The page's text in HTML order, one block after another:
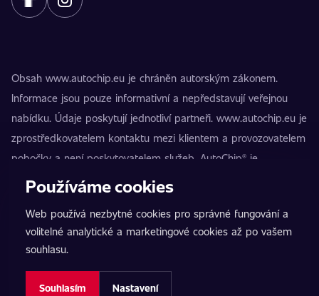
Obsah www.autochip.eu je chráněn autorským zákonem.
Informace jsou pouze informativní a nepředstavují veřejnou
nabídku. Údaje poskytují jednotliví partneři. www.autochip.eu je
zprostředkovatelem kontaktu mezi klientem a provozovatelem
pobočky a není poskytovatelem služeb. AutoChip® je
registrovaná ochranná známka Petra Kučery. Úpravy, které
nezpůsobilosti vozidla k provozu na pozemních komunikacích.
Přesné informace poskytuje vždy konkrétní provozovatel
pobočky.
Nastavení cookies
Používáme cookies
Web používá nezbytné cookies pro správné fungování a
volitelné analytické a marketingové cookies až po vašem
souhlasu.
Souhlasím Nastavení